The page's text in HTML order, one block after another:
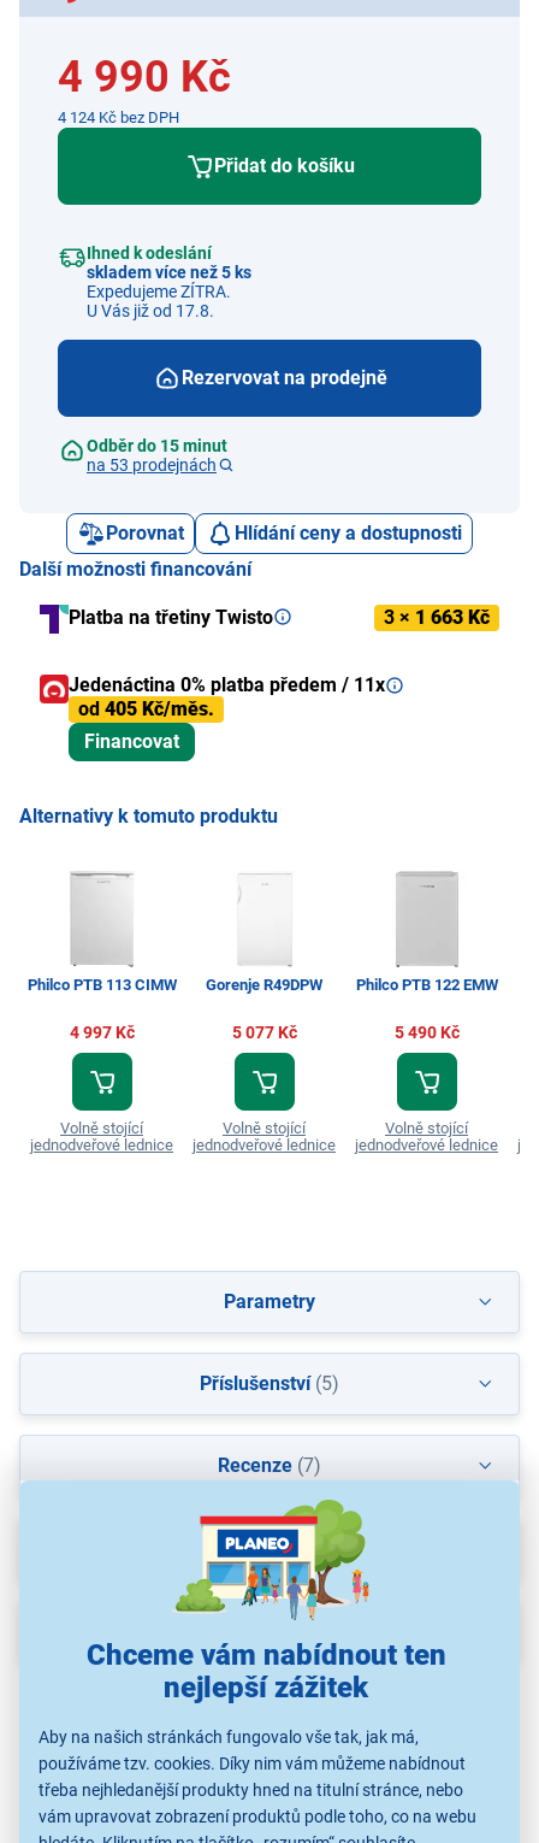
Chceme vám nabídnout ten
nejlepší zážitek
Aby na našich stránkách fungovalo vše tak, jak má,
používáme tzv. cookies. Díky nim vám můžeme nabídnout
třeba nejhledanější produkty hned na titulní stránce, nebo
vám upravovat zobrazení produktů podle toho, co na webu
4 990 Kč
4 124 Kč bez DPH
Přidat do košíku
Ihned k odeslání
skladem více než 5 ks
Expedujeme ZÍTRA.
U Vás již od 17.8.
Rezervovat na prodejně
Odběr do 15 minut
na 53 prodejnách
Porovnat
Hlídání ceny a dostupnosti
Další možnosti financování
Platba na třetiny Twisto 3 × 1 663 Kč
Jedenáctina 0% platba předem / 11x
od 405 Kč/měs.
Financovat
Alternativy k tomuto produktu
Philco PTB 113 CIMW
4 997 Kč
Volně stojící
jednodveřové lednice
Gorenje R49DPW
5 077 Kč
Volně stojící
jednodveřové lednice
Philco PTB 122 EMW
5 490 Kč
Volně stojící
jednodveřové lednice
Parametry
Příslušenství(5)
Recenze(7)
Ke stažení